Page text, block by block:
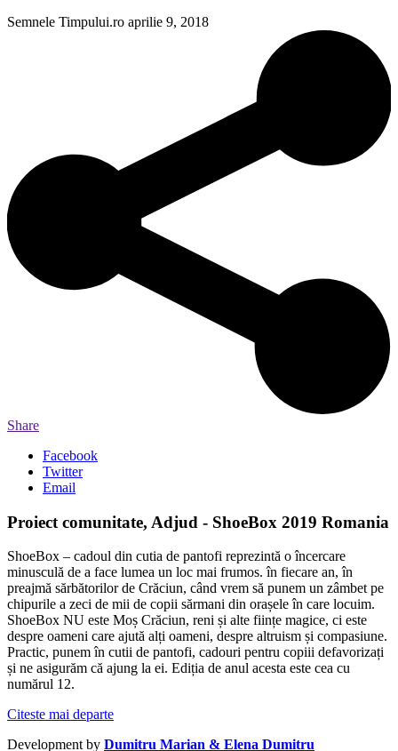
Semnele Timpului.ro aprilie 9, 2018
Share
Facebook
Twitter
Email
Proiect comunitate, Adjud - ShoeBox 2019 Romania
ShoeBox – cadoul din cutia de pantofi reprezintă o încercare
minusculă de a face lumea un loc mai frumos. în fiecare an, în
preajmă sărbătorilor de Crăciun, când vrem să punem un zâmbet pe
chipurile a zeci de mii de copii sărmani din orașele în care locuim.
ShoeBox NU este Moș Crăciun, reni și alte ființe magice, ci este
despre oameni care ajută alți oameni, despre altruism și compasiune.
Practic, punem în cutii de pantofi, cadouri pentru copiii defavorizați
și ne asigurăm că ajung la ei. Ediția de anul acesta este cea cu
numărul 12.
Citeste mai departe
Development by Dumitru Marian & Elena Dumitru